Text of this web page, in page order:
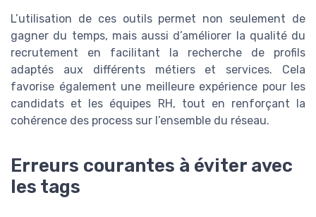
L’utilisation de ces outils permet non seulement de
gagner du temps, mais aussi d’améliorer la qualité du
recrutement en facilitant la recherche de profils
adaptés aux différents métiers et services. Cela
favorise également une meilleure expérience pour les
candidats et les équipes RH, tout en renforçant la
cohérence des process sur l’ensemble du réseau.
Erreurs courantes à éviter avec
les tags